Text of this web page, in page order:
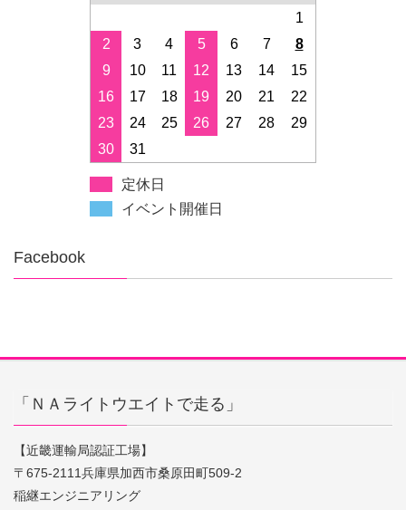
1
2
3 4 5 6 7
8
9
10 11 12 13 14
15
16
17 18 19 20 21
22
23
24 25 26 27 28
29
30
31
定休日
イベント開催日
Facebook
「ＮＡライトウエイトで走る」
【近畿運輸局認証工場】
〒675-2111兵庫県加西市桑原田町509-2
稲継エンジニアリング